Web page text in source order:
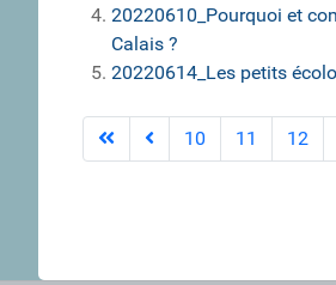
20220610_Pourquoi et
Calais ?
20220614_Les petits
10 11 12